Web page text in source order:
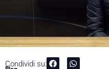
Condividi su: